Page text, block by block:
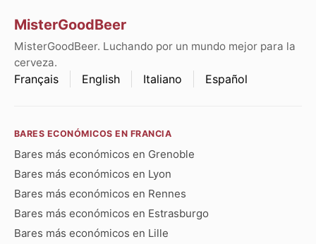
MisterGoodBeer
MisterGoodBeer. Luchando por un mundo mejor para la
cerveza.
Français English Italiano Español
BARES ECONÓMICOS EN FRANCIA
Bares más económicos en Grenoble
Bares más económicos en Lyon
Bares más económicos en Rennes
Bares más económicos en Estrasburgo
Bares más económicos en Lille